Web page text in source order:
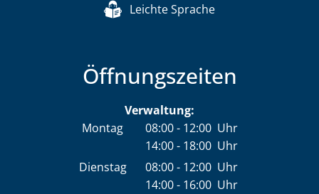
Leichte Sprache
Öffnungszeiten
Verwaltung:
Montag
08:00- 12:00 Uhr
Von 08:00 bis 12:00 Uhr
14:00- 18:00 Uhr
Von 14:00 bis 18:00 Uhr
Dienstag 08:00- 12:00 Uhr
Von 08:00 bis 12:00 Uhr
14:00- 16:00 Uhr